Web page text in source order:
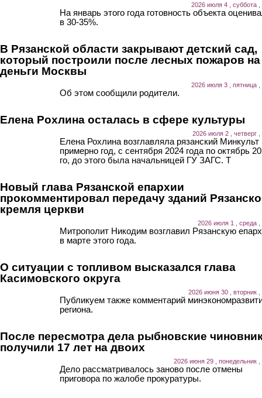
2026 июля 4 , суббота ,
На январь этого года готовность объекта
в 30-35%.
В Рязанской области закрывают детский сад,
который построили после лесных пожаров на
деньги Москвы
2026 июля 3 , пятница ,
Об этом сообщили родители.
Елена Рохлина осталась в сфере культуры
2026 июля 2 , четверг ,
Елена Рохлина возглавляла рязанский Минкульт
примерно год, с сентября 2024 года по октябрь
го, до этого была начальницей ГУ ЗАГС. Т
Новый глава Рязанской епархии
прокомментировал передачу зданий
кремля церкви
2026 июля 1 , среда ,
Митрополит Никодим возглавил Рязанскую
в марте этого года.
О ситуации с топливом высказался глава
Касимовского округа
2026 июня 30 , вторник ,
Публикуем также комментарий
региона.
После пересмотра дела рыбновские
получили 17 лет на двоих
2026 июня 29 , понедельник ,
Дело рассматривалось заново после отмены
приговора по жалобе прокуратуры.